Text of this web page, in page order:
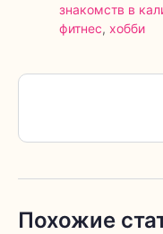
знакомств в
фитнес, хобби
Похожие